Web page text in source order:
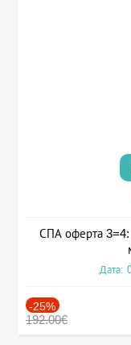
СПА оферта 3=4:
Дата:
-25%
192.00€